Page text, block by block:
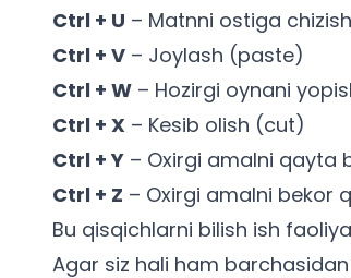
Ctrl + U – Matnni ostiga chizish
Ctrl + V – Joylash (paste)
Ctrl + W – Hozirgi oynani
Ctrl + X – Kesib olish (cut)
Ctrl + Y – Oxirgi amalni qayta
Ctrl + Z – Oxirgi amalni bekor
Bu qisqichlarni bilish ish
Agar siz hali ham